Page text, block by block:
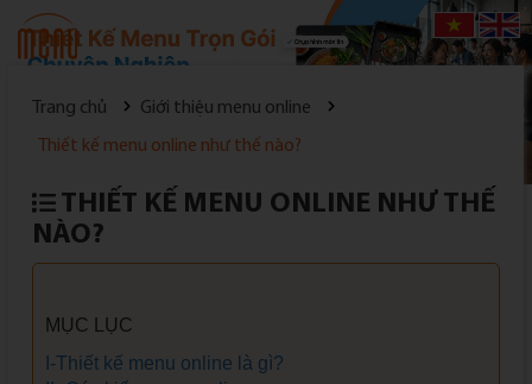
Đăng nhập|Đăng ký
Trang chủ
Giới thiệu menu online
Thiết kế menu online như thế nào?
THIẾT KẾ MENU ONLINE NHƯ THẾ
NÀO?
MỤC LỤC
I-Thiết kế menu online là gì?